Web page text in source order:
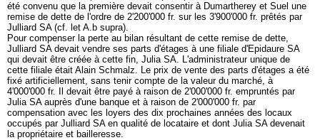
été convenu que la première devait consentir à Dumartherey et Suel une
remise de dette de l'ordre de 2'200'000 fr. sur les 3'900'000 fr. prêtés par
Julliard SA (cf. let A.b supra).
Pour compenser la perte au bilan résultant de cette remise de dette,
Julliard SA devait vendre ses parts d'étages à une filiale d'Epidaure SA
qui devait être créée à cette fin, Julia SA. L'administrateur unique de
cette filiale était Alain Schmalz. Le prix de vente des parts d'étages a été
fixé artificiellement, sans tenir compte de la valeur du marché, à
4'000'000 fr. Il devait être payé à raison de 2'000'000 fr. empruntés par
Julia SA auprès d'une banque et à raison de 2'000'000 fr. par
compensation avec les loyers des dix prochaines années des locaux
occupés par Julliard SA en qualité de locataire et dont Julia SA devenait
la propriétaire et bailleresse.